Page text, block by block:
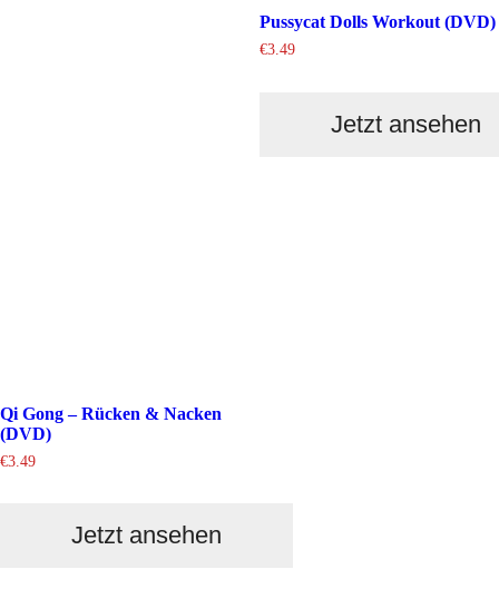
Pussycat Dolls Workout (DVD)
€3.49
Jetzt ansehen
Qi Gong – Rücken & Nacken
(DVD)
€3.49
Jetzt ansehen